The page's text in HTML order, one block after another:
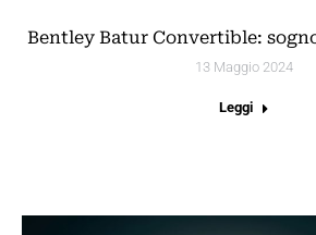
Bentley Batur Convertible:
13 Maggio 2024
Leggi